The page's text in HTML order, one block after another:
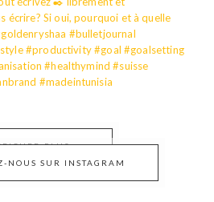
PLUS...
NOUS SUR INSTAGRAM